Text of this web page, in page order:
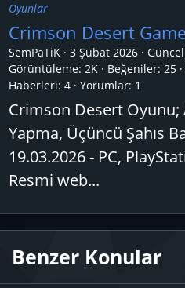
Oyunlar
Crimson Desert
SemPaTiK 3 Şubat 2026
Görüntüleme: 2K
Beğeniler: 25
Haberleri: 4 Yorumlar: 1
Crimson Desert Oyunu;
Yapma, Üçüncü Şahıs
19.03.2026 - PC,
Resmi web...
Benzer Konular